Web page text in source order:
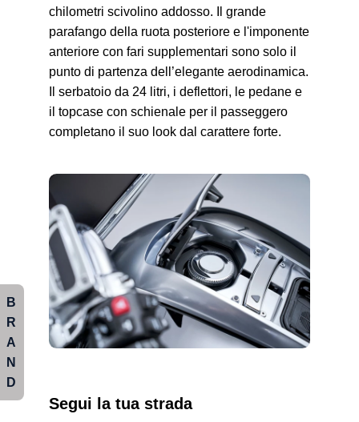
chilometri scivolino addosso. Il grande
parafango della ruota posteriore e l'imponente
anteriore con fari supplementari sono solo il
punto di partenza dell’elegante aerodinamica.
Il serbatoio da 24 litri, i deflettori, le pedane e
il topcase con schienale per il passeggero
completano il suo look dal carattere forte.
Segui la tua strada
B
R
A
N
D